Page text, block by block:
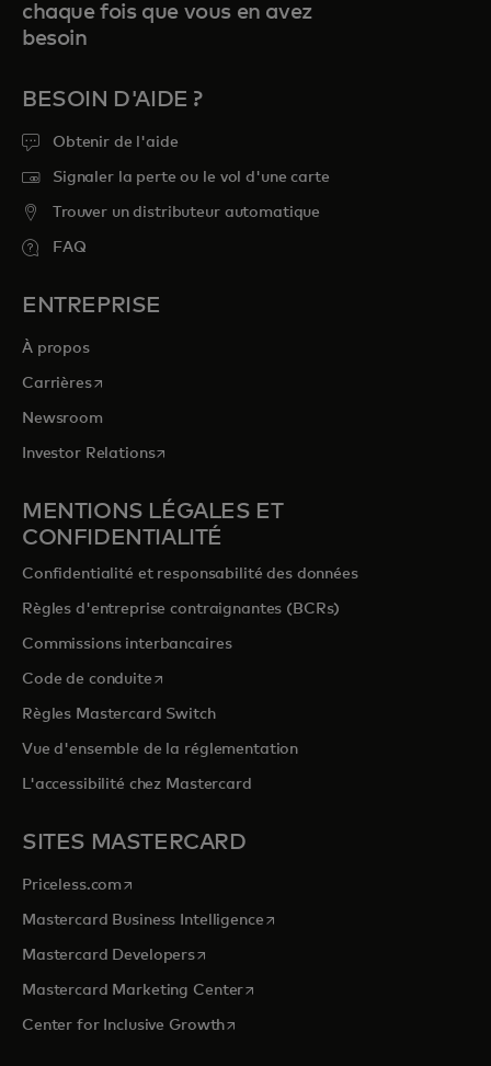
chaque fois que vous en avez
besoin
BESOIN D'AIDE ?
Obtenir de l'aide
Signaler la perte ou le vol d'une carte
Trouver un distributeur automatique
FAQ
ENTREPRISE
À propos
Carrièress’ouvre dans un nouvel onglet
Newsroom
Investor Relationss’ouvre dans un nouvel onglet
MENTIONS LÉGALES ET
CONFIDENTIALITÉ
Confidentialité et responsabilité des données
Règles d'entreprise contraignantes (BCRs)
Commissions interbancaires
Code de conduites’ouvre dans un nouvel onglet
Règles Mastercard Switch
Vue d'ensemble de la réglementation
L'accessibilité chez Mastercard
SITES MASTERCARD
Priceless.com s’ouvre dans un nouvel onglet
Mastercard Business Intelligences’ouvre dans un nouvel onglet
Mastercard Developerss’ouvre dans un nouvel onglet
Mastercard Marketing Centers’ouvre dans un nouvel onglet
Center for Inclusive Growths’ouvre dans un nouvel onglet